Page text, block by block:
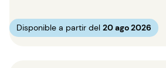
Disponible a partir del 20 ago 2026